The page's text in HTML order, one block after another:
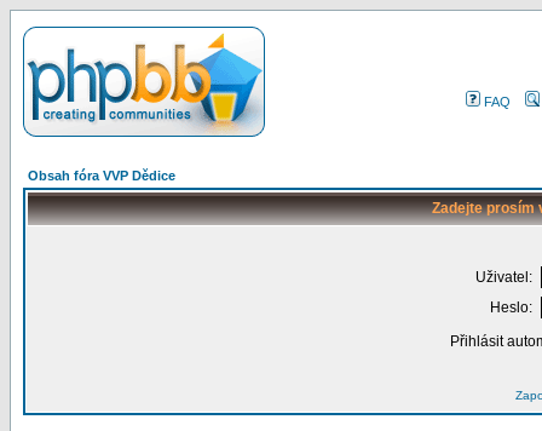
FAQ
Obsah fóra VVP Dědice
Zadejte prosím
Uživatel:
Heslo:
Přihlásit